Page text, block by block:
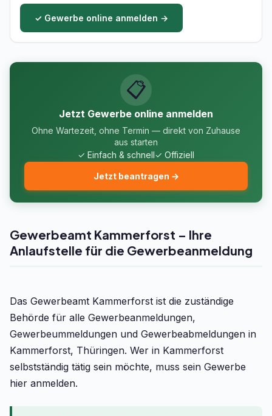
✓ Gewerbe online anmelden →
📋
Jetzt Gewerbe online anmelden
Ohne Wartezeit, ohne Termin — direkt von Zuhause
aus starten
✓ Einfach & schnell✓ Offiziell
Jetzt beantragen →
Gewerbeamt Kammerforst – Ihre
Anlaufstelle für die Gewerbeanmeldung
Das Gewerbeamt Kammerforst ist die zuständige
Behörde für alle Gewerbeanmeldungen,
Gewerbeummeldungen und Gewerbeabmeldungen in
Kammerforst, Thüringen. Wer in Kammerforst
selbstständig tätig sein möchte, muss sein Gewerbe
hier anmelden.